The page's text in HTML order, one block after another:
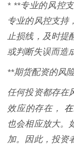
* **专业的风控
专业的风控支持
止损线，及时提
或判断失误而造
**期货配资的风
任何投资都存在
效应的存在，
也会相应放大。
加。因此，投资